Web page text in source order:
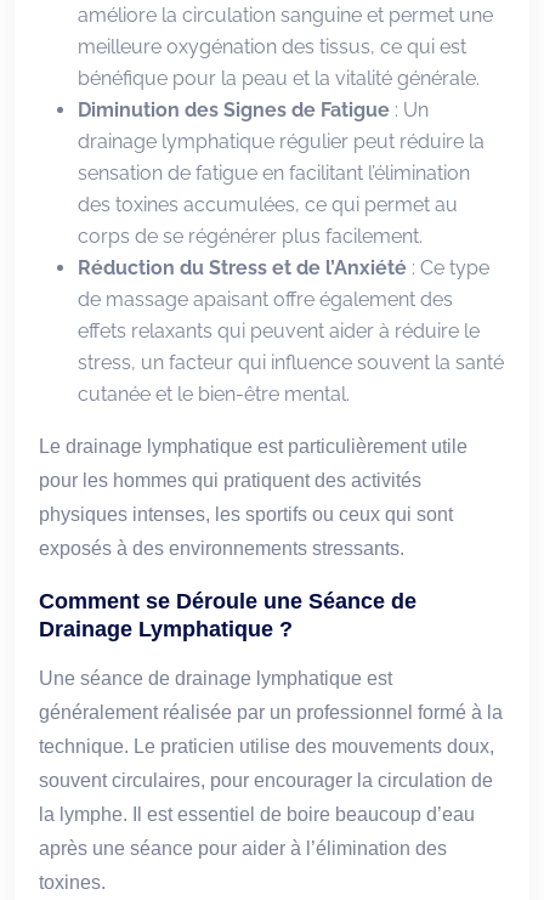
améliore la circulation sanguine et permet une
meilleure oxygénation des tissus, ce qui est
bénéfique pour la peau et la vitalité générale.
Diminution des Signes de Fatigue : Un
drainage lymphatique régulier peut réduire la
sensation de fatigue en facilitant l’élimination
des toxines accumulées, ce qui permet au
corps de se régénérer plus facilement.
Réduction du Stress et de l’Anxiété : Ce type
de massage apaisant offre également des
effets relaxants qui peuvent aider à réduire le
stress, un facteur qui influence souvent la santé
cutanée et le bien-être mental.
Le drainage lymphatique est particulièrement utile
pour les hommes qui pratiquent des activités
physiques intenses, les sportifs ou ceux qui sont
exposés à des environnements stressants.
Comment se Déroule une Séance de
Drainage Lymphatique ?
Une séance de drainage lymphatique est
généralement réalisée par un professionnel formé à la
technique. Le praticien utilise des mouvements doux,
souvent circulaires, pour encourager la circulation de
la lymphe. Il est essentiel de boire beaucoup d’eau
après une séance pour aider à l’élimination des
toxines.